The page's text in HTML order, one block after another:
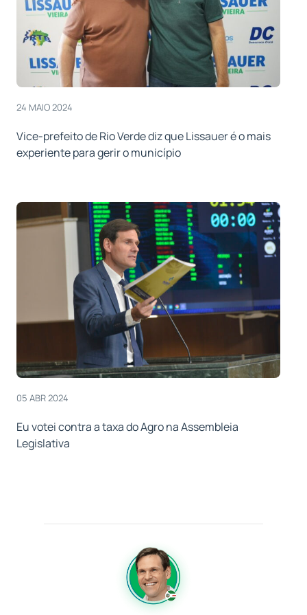
24 MAIO 2024
Vice-prefeito de Rio Verde diz que Lissauer é o mais
experiente para gerir o município
05 ABR 2024
Eu votei contra a taxa do Agro na Assembleia
Legislativa